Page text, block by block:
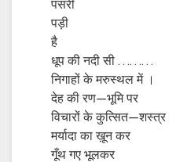
पसरी
पड़ी
है
धूप की नदी सी ………
निगाहों के मरुस्थल में ।
देह की रण—भूमि पर
विचारों के कुत्सित—शस्त्र
मर्यादा का ख़ून कर
गूँथ गए भूलकर